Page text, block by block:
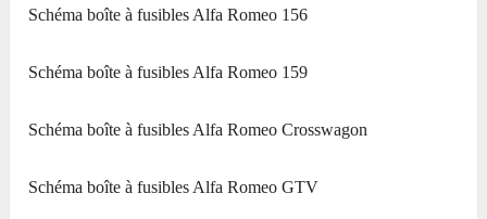
Schéma boîte à fusibles Alfa Romeo 156
Schéma boîte à fusibles Alfa Romeo 159
Schéma boîte à fusibles Alfa Romeo Crosswagon
Schéma boîte à fusibles Alfa Romeo GTV